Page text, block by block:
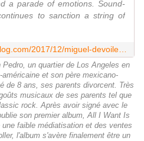
a parade of emotions. Sound-
to sanction a string of
un quartier de Los Angeles en
et son père mexicano-
de 8 ans, ses parents divorcent. Très
musicaux de ses parents tel que
rock. Après avoir signé avec le
son premier album, All I Want Is
faible médiatisation et des ventes
l'album s'avère finalement être un